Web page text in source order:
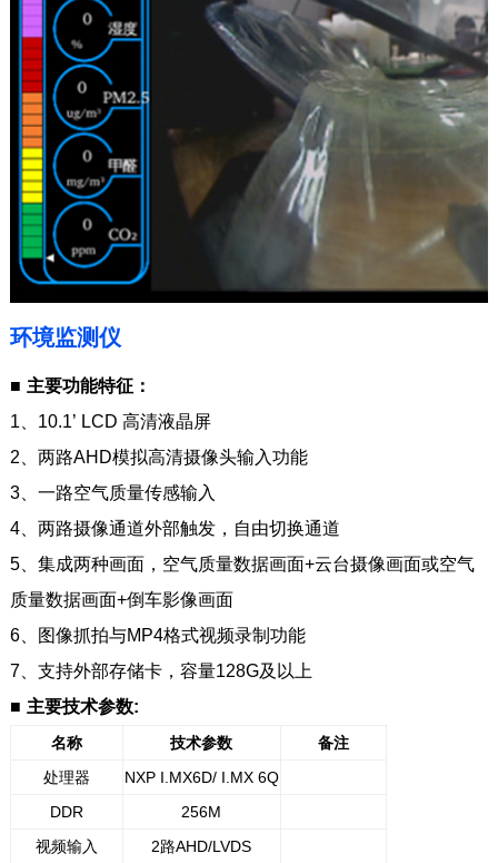
环境监测仪
■ 主要功能特征：
1、10.1’ LCD 高清液晶屏
2、两路AHD模拟高清摄像头输入功能
3、一路空气质量传感输入
4、两路摄像通道外部触发，自由切换通道
5、集成两种画面，空气质量数据画面+云台摄像画面或空气
质量数据画面+倒车影像画面
6、图像抓拍与MP4格式视频录制功能
7、支持外部存储卡，容量128G及以上
■ 主要技术参数:
名称 技术参数
备注
处理器
NXP I.MX6D/ I.MX 6Q
DDR
256M
视频输入
2路AHD/LVDS